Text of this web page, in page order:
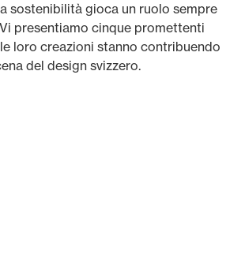
sostenibilità gioca un ruolo sempre
presentiamo cinque promettenti
loro creazioni stanno contribuendo
del design svizzero.